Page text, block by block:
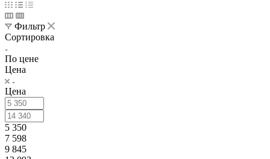
Фильтр
Сортировка
По цене
Цена
Цена
5 350
7 598
9 845